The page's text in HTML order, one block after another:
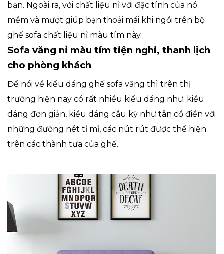
bạn. Ngoài ra, với chất liệu nỉ với đặc tính của nó
mềm và mượt giúp bạn thoải mái khi ngồi trên bộ
ghế sofa chất liệu nỉ màu tím này.
Sofa văng nỉ màu tím tiện nghi, thanh lịch
cho phòng khách
Để nói về kiểu dáng ghế sofa văng thì trên thị
trường hiện nay có rất nhiều kiểu dáng như: kiểu
dáng đơn giản, kiểu dáng cầu kỳ như tân cổ điển với
những đường nét tỉ mỉ, các nút rút được thể hiện
trên các thành tựa của ghế.